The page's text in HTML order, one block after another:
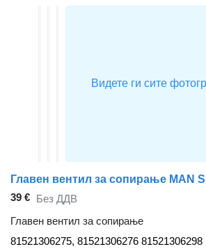
39 € Без ДДВ
Главен вентил за сопирање
81521306275, 81521306276 81521306298